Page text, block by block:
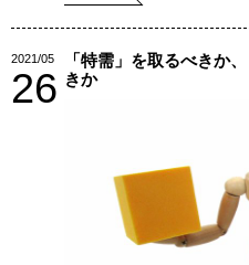
2021/05
26
「特需」を取るべきか
きか